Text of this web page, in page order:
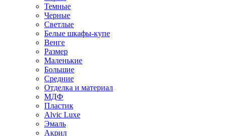
Темные
Черные
Светлые
Белые шкафы-купе
Венге
Размер
Маленькие
Большие
Средние
Отделка и материал
МДФ
Пластик
Alvic Luxe
Эмаль
Акрил